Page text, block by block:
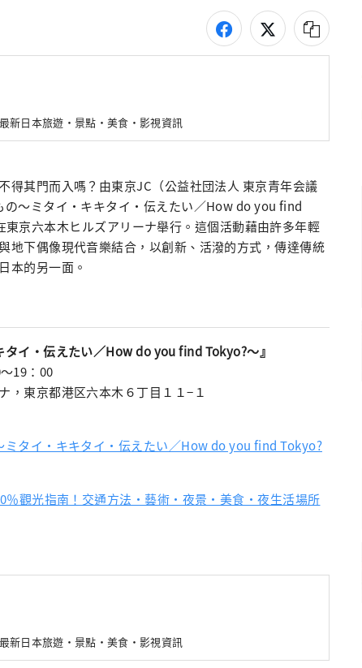
新日本旅遊・景點・美食・影視資訊
得其門而入嗎？由東京JC（公益社団法人 東京青年会議
の～ミタイ・キキタイ・伝えたい／How do you find
京六本木ヒルズアリーナ舉行。這個活動藉由許多年輕
地下偶像現代音樂結合，以創新、活潑的方式，傳達傳統
本的另一面。
タイ・伝えたい／How do you find Tokyo?～』
19：00
，東京都港区六本木６丁目１１−１
ミタイ・キキタイ・伝えたい／How do you find Tokyo?
％觀光指南！交通方法・藝術・夜景・美食・夜生活場所
新日本旅遊・景點・美食・影視資訊